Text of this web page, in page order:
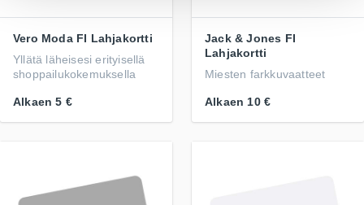
Vero Moda FI Lahjakortti
Yllätä läheisesi erityisellä
shoppailukokemuksella
Alkaen 5 €
Jack & Jones FI
Lahjakortti
Miesten farkkuvaatteet
Alkaen 10 €